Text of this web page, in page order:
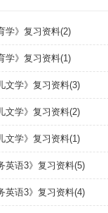
学》复习资料(2)
学》复习资料(1)
文学》复习资料(3)
文学》复习资料(2)
文学》复习资料(1)
英语3》复习资料(5)
英语3》复习资料(4)